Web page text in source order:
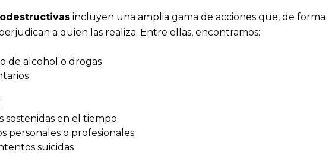
incluyen una amplia gama de acciones que, de forma
a quien las realiza. Entre ellas, encontramos:
de alcohol o drogas
sostenidas en el tiempo
personales o profesionales
suicidas